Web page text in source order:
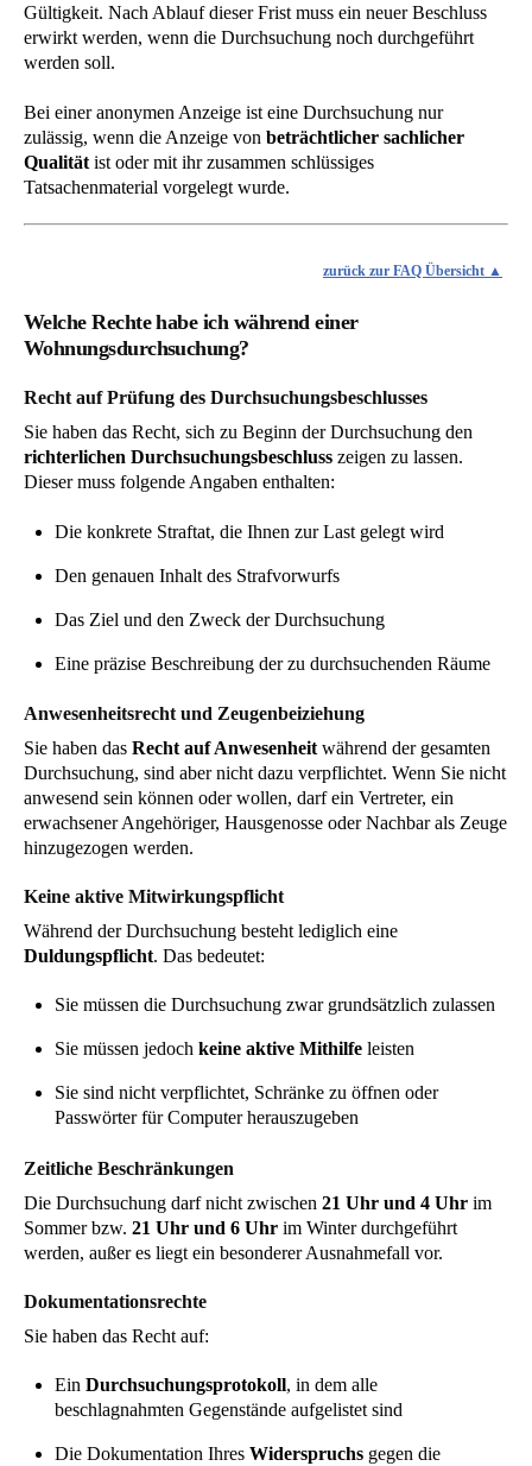
Gültigkeit. Nach Ablauf dieser Frist muss ein neuer Beschluss
erwirkt werden, wenn die Durchsuchung noch durchgeführt
werden soll.
Bei einer anonymen Anzeige ist eine Durchsuchung nur
zulässig, wenn die Anzeige von beträchtlicher sachlicher
Qualität ist oder mit ihr zusammen schlüssiges
Tatsachenmaterial vorgelegt wurde.
zurück zur FAQ Übersicht
Welche Rechte habe ich während einer
Wohnungsdurchsuchung?
Recht auf Prüfung des Durchsuchungsbeschlusses
Sie haben das Recht, sich zu Beginn der Durchsuchung den
richterlichen Durchsuchungsbeschluss zeigen zu lassen.
Dieser muss folgende Angaben enthalten:
Die konkrete Straftat, die Ihnen zur Last gelegt wird
Den genauen Inhalt des Strafvorwurfs
Das Ziel und den Zweck der Durchsuchung
Eine präzise Beschreibung der zu durchsuchenden Räume
Anwesenheitsrecht und Zeugenbeiziehung
Sie haben das Recht auf Anwesenheit während der gesamten
Durchsuchung, sind aber nicht dazu verpflichtet. Wenn Sie nicht
anwesend sein können oder wollen, darf ein Vertreter, ein
erwachsener Angehöriger, Hausgenosse oder Nachbar als Zeuge
hinzugezogen werden.
Keine aktive Mitwirkungspflicht
Während der Durchsuchung besteht lediglich eine
Duldungspflicht. Das bedeutet:
Sie müssen die Durchsuchung zwar grundsätzlich zulassen
Sie müssen jedoch keine aktive Mithilfeleisten
Sie sind nicht verpflichtet, Schränke zu öffnen oder
Passwörter für Computer herauszugeben
Zeitliche Beschränkungen
Die Durchsuchung darf nicht zwischen 21 Uhr und 4 Uhr im
Sommer bzw. 21 Uhr und 6 Uhr im Winter durchgeführt
werden, außer es liegt ein besonderer Ausnahmefall vor.
Dokumentationsrechte
Sie haben das Recht auf:
Ein Durchsuchungsprotokoll, in dem alle
beschlagnahmten Gegenstände aufgelistet sind
Die Dokumentation Ihres Widerspruchsgegen die